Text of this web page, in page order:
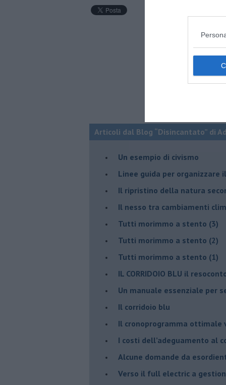
Articoli dal Blog “Disincantato” di
​Un esempio di civismo
​Linee guida per organizzare
​Il ripristino della natura
Il nesso tra cambiamenti
Tutti morimmo a stento (3)
Tutti morimmo a stento (2)
​Tutti morimmo a stento (1)
IL CORRIDOIO BLU il
Un manuale essenziale per
Il corridoio blu
​Il cronoprogramma
​I costi dell’adeguamento al
Alcune domande da
Verso il full electric a